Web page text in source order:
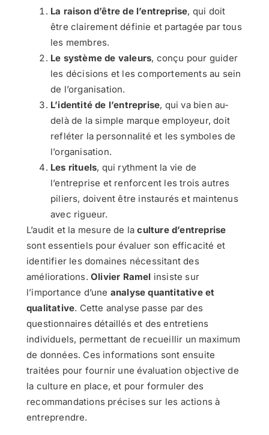
La raison d’être de l’entreprise, qui doit
être clairement définie et partagée par tous
les membres.
Le système de valeurs, conçu pour guider
les décisions et les comportements au sein
de l’organisation.
L’identité de l’entreprise, qui va bien au-
delà de la simple marque employeur, doit
refléter la personnalité et les symboles de
l’organisation.
Les rituels, qui rythment la vie de
l’entreprise et renforcent les trois autres
piliers, doivent être instaurés et maintenus
avec rigueur.
L’audit et la mesure de laculture d’entreprise
sont essentiels pour évaluer son efficacité et
identifier les domaines nécessitant des
améliorations. Olivier Ramel insiste sur
l’importance d’une analyse quantitative et
qualitative. Cette analyse passe par des
questionnaires détaillés et des entretiens
individuels, permettant de recueillir un maximum
de données. Ces informations sont ensuite
traitées pour fournir une évaluation objective de
la culture en place, et pour formuler des
recommandations précises sur les actions à
entreprendre.